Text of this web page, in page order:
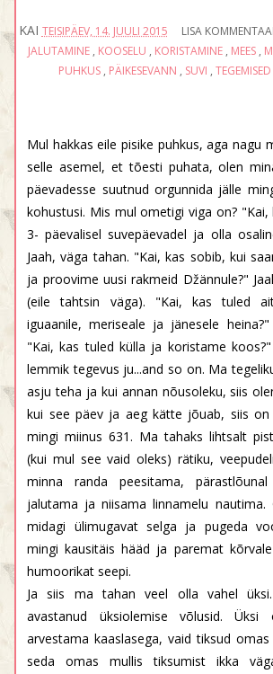
KAI TEISIPÄEV, 14. JUULI 2015 LISA
JALUTAMINE, KOOSELU , KORISTAMINE, MEES,
PUHKUS, PÄIKESEVANN , SUVI ,
Mul hakkas eile pisike puhkus, aga nagu
selle asemel, et tõesti puhata, olen
päevadesse suutnud orgunnida jälle
kohustusi. Mis mul ometigi viga on? "Kai,
3- päevalisel suvepäevadel ja olla
Jaah, väga tahan. "Kai, kas sobib, kui
ja proovime uusi rakmeid Džännule?"
(eile tahtsin väga). "Kai, kas tuled
iguaanile, meriseale ja jänesele
"Kai, kas tuled külla ja koristame
lemmik tegevus ju...and so on. Ma
asju teha ja kui annan nõusoleku, siis
kui see päev ja aeg kätte jõuab, siis
mingi miinus 631. Ma tahaks lihtsalt
(kui mul see vaid oleks) rätiku,
minna randa peesitama,
jalutama ja niisama linnamelu nautima.
midagi ülimugavat selga ja pugeda
mingi kausitäis hääd ja paremat
humoorikat seepi.
Ja siis ma tahan veel olla vahel
avastanud üksiolemise võlusid.
arvestama kaaslasega, vaid tiksud
seda omas mullis tiksumist ikka